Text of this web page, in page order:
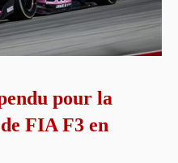
pour la
FIA F3 en